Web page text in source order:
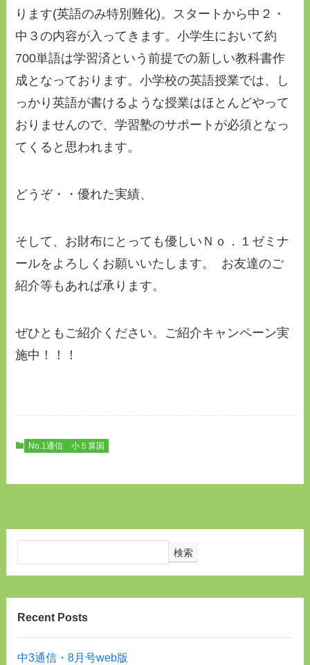
ります(英語のみ特別難化)。スタートから中２・
中３の内容が入ってきます。小学生において約
700単語は学習済という前提での新しい教科書作
成となっております。小学校の英語授業では、し
っかり英語が書けるような授業はほとんどやって
おりませんので、学習塾のサポートが必須となっ
てくると思われます。
どうぞ・・優れた実績、
そして、お財布にとっても優しいＮｏ．１ゼミナ
ールをよろしくお願いいたします。 お友達のご
紹介等もあれば承ります。
ぜひともご紹介ください。ご紹介キャンペーン実
施中！！！
No.1通信 小５算国
検索
Recent Posts
中3通信・8月号web版